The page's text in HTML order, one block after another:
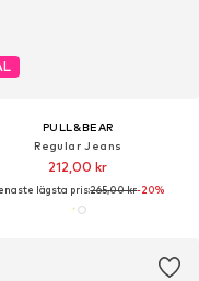
PULL&BEAR
Regular Jeans
212,00 kr
lägsta pris:265,00 kr-20%